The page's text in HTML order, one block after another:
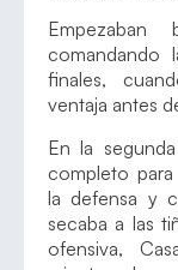
comandando
finales,
ventaja antes
En la
completo para
la defensa y
secaba a las
ofensiva,